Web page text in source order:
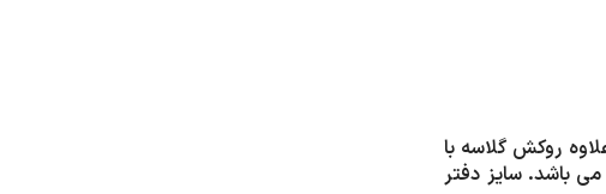
تحریر 80 گرم مرغوب استفاده شده است. جلد دفتر از جلد سخت 800 گرم به علاوه روکش گلاسه با
می باشد. سایز دفتر